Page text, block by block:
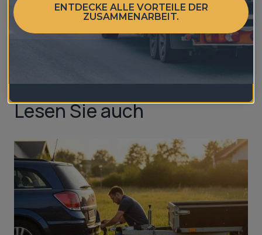
richtige Anhänger für
Ihr Boot
Lesen Sie auch
ENTDECKE ALLE VORTEILE DER
ZUSAMMENARBEIT.